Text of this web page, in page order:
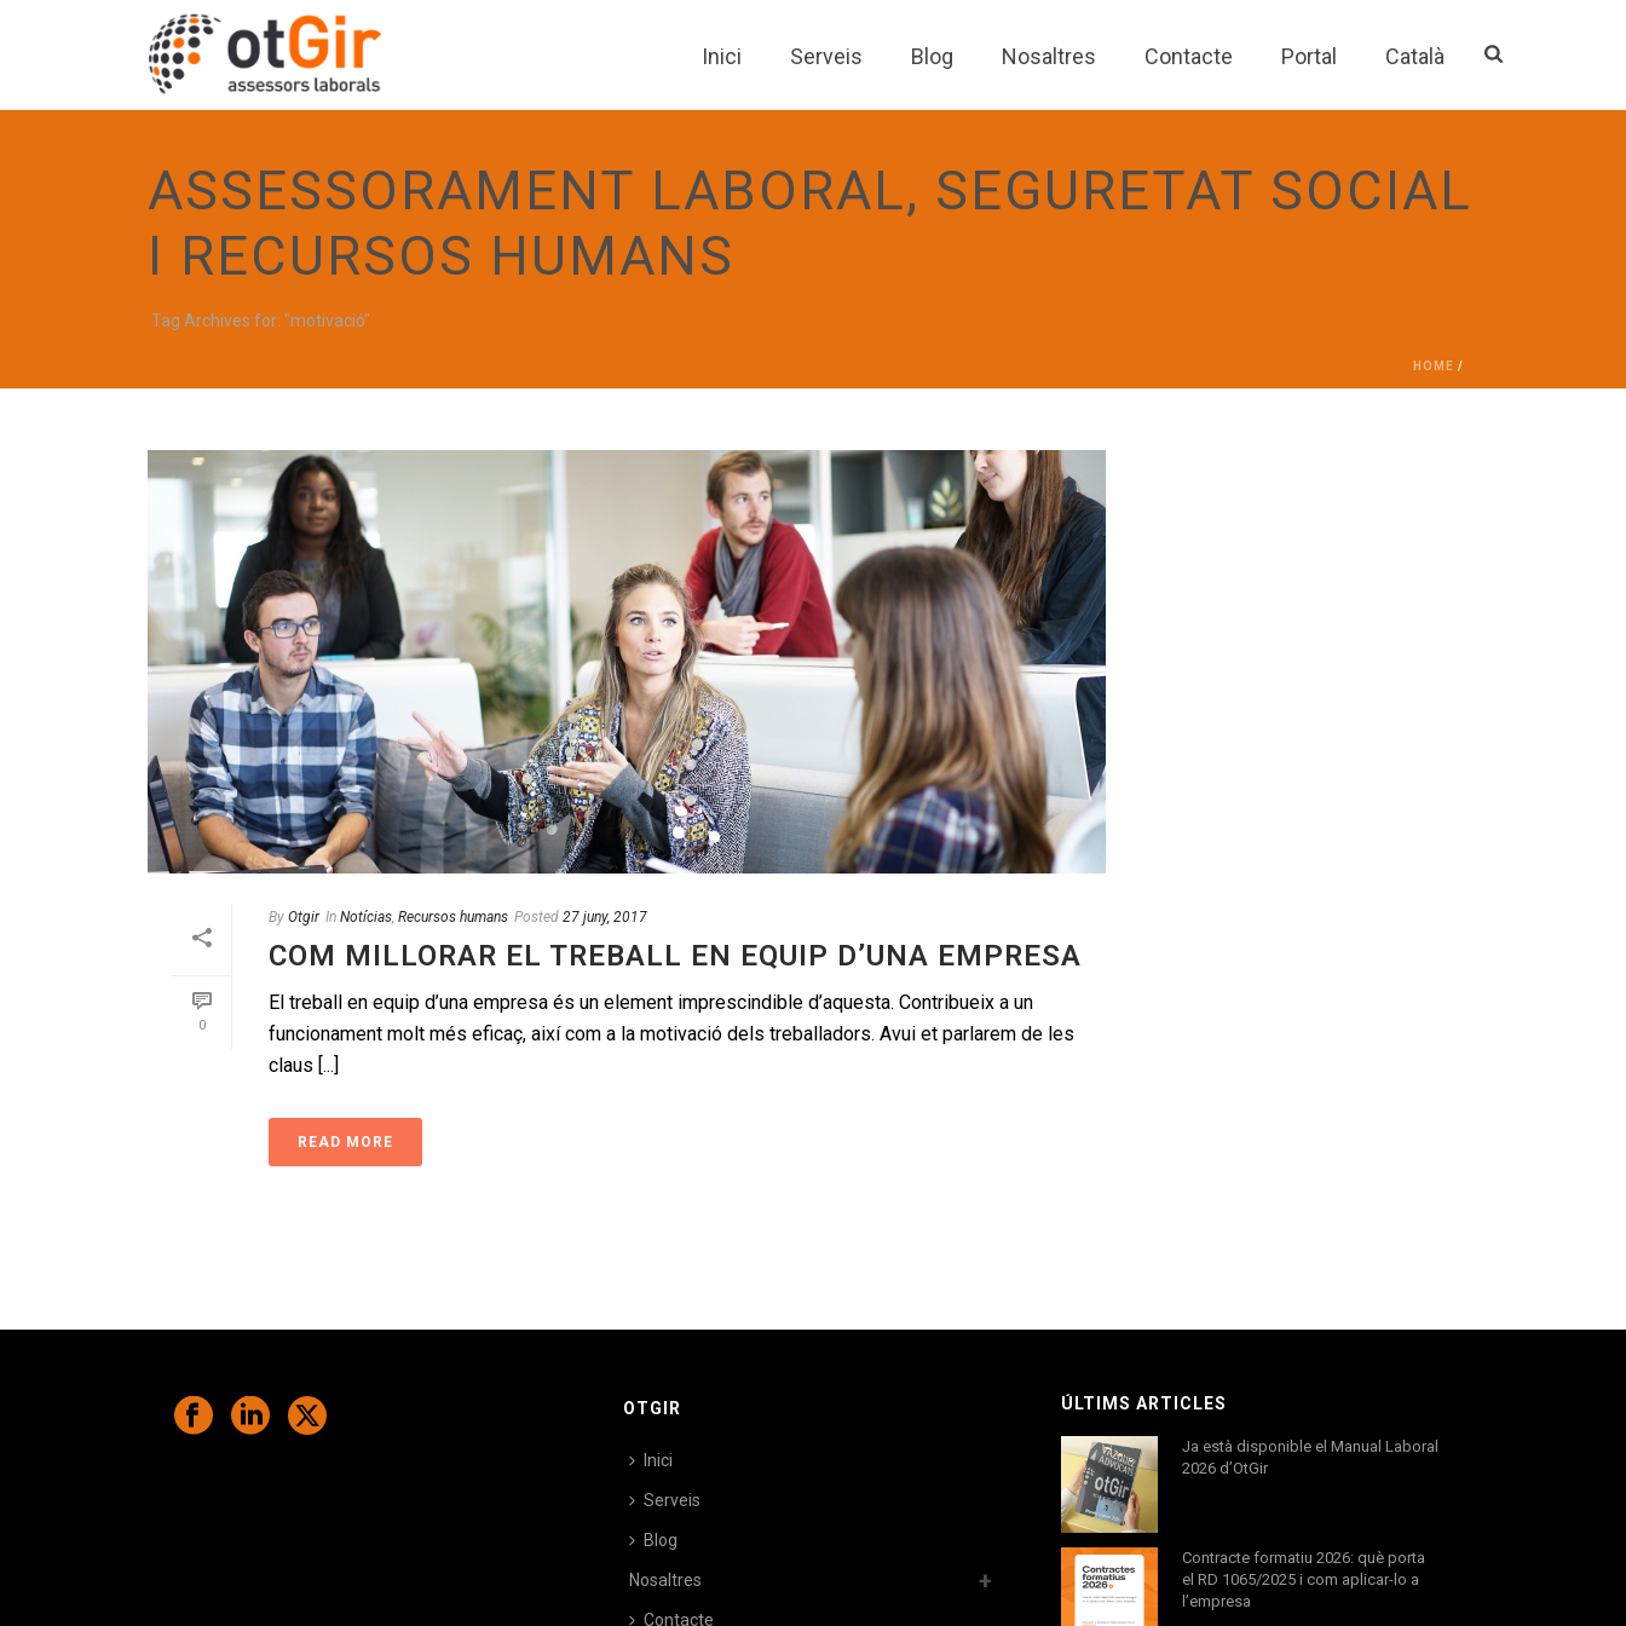
Inici Serveis Blog Nosaltres Contacte Portal Català
ASSESSORAMENT LABORAL, SEGURETAT SOCIAL
I RECURSOS HUMANS
Tag Archives for: "motivació"
HOME /
0
By Otgir In Notícias, Recursos humans Posted 27 juny, 2017
COM MILLORAR EL TREBALL EN EQUIP D’UNA EMPRESA
El treball en equip d’una empresa és un element imprescindible d’aquesta. Contribueix a un
funcionament molt més eficaç, així com a la motivació dels treballadors. Avui et parlarem de les
claus [...]
READ MORE
OTGIR
Inici
Serveis
Blog
Nosaltres
Contacte
ÚLTIMS ARTICLES
Ja està disponible el Manual Laboral
2026 d’OtGir
Contracte formatiu 2026: què porta
el RD 1065/2025 i com aplicar-lo a
l’empresa